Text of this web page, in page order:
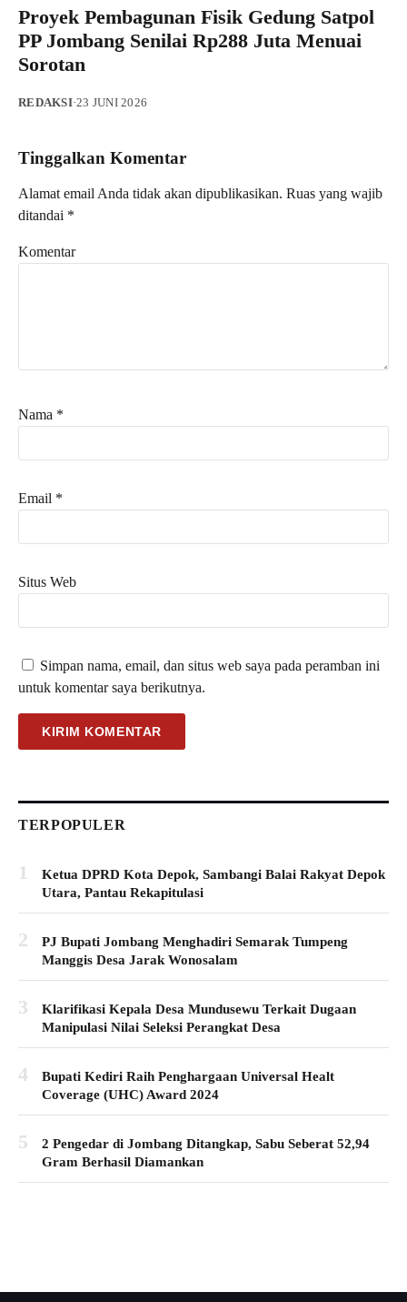
Proyek Pembagunan Fisik Gedung Satpol
PP Jombang Senilai Rp288 Juta Menuai
Sorotan
REDAKSI·23 JUNI 2026
Tinggalkan Komentar
Alamat email Anda tidak akan dipublikasikan. Ruas yang wajib
ditandai *
Komentar
Nama *
Email *
Situs Web
Simpan nama, email, dan situs web saya pada peramban ini
untuk komentar saya berikutnya.
TERPOPULER
1
Ketua DPRD Kota Depok, Sambangi Balai Rakyat Depok
Utara, Pantau Rekapitulasi
2
PJ Bupati Jombang Menghadiri Semarak Tumpeng
Manggis Desa Jarak Wonosalam
3
Klarifikasi Kepala Desa Mundusewu Terkait Dugaan
Manipulasi Nilai Seleksi Perangkat Desa
4
Bupati Kediri Raih Penghargaan Universal Healt
Coverage (UHC) Award 2024
5
2 Pengedar di Jombang Ditangkap, Sabu Seberat 52,94
Gram Berhasil Diamankan